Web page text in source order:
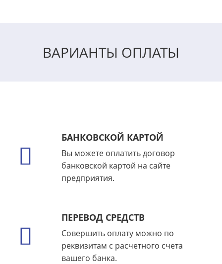
ВАРИАНТЫ ОПЛАТЫ
БАНКОВСКОЙ КАРТОЙ
Вы можете оплатить договор
банковской картой на сайте
предприятия.
ПЕРЕВОД СРЕДСТВ
Совершить оплату можно по
реквизитам с расчетного счета
вашего банка.